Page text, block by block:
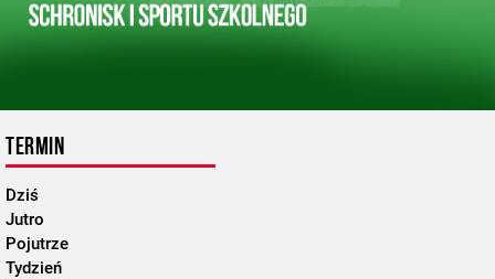
TERMIN
Dziś
Jutro
Pojutrze
Tydzień